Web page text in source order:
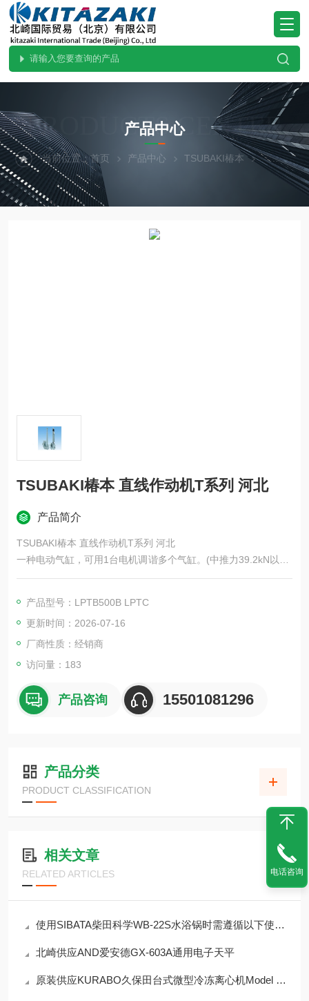
PRODUCTS CENTER
产品中心
当前位置：首页 产品中心 TSUBAKI椿本 直线作动
TSUBAKI椿本 直线作动机T系列 河北
产品简介
TSUBAKI椿本 直线作动机T系列 河北
一种电动气缸，可用1台电机调谐多个气缸。(中推力39.2kN以下)
备有无过负荷保护机构 (LPTB) 和带推力检测 (LPTC) 两种型
品已更名为“电动缸T系列Multi规格"。规格参数未作任何更改。对
于 6 吨或以上的推力，请考虑“电动缸U 系列多规格"。
产品型号：LPTB500B LPTC
更新时间：2026-07-16
厂商性质：经销商
访问量：183
产品咨询 15501081296
产品分类
PRODUCT CLASSIFICATION
相关文章
RELATED ARTICLES
使用SIBATA柴田科学WB-22S水浴锅时需遵循以下使用要求
北崎供应AND爱安德GX-603A通用电子天平
原装供应KURABO久保田台式微型冷冻离心机Model 3520
电话咨询